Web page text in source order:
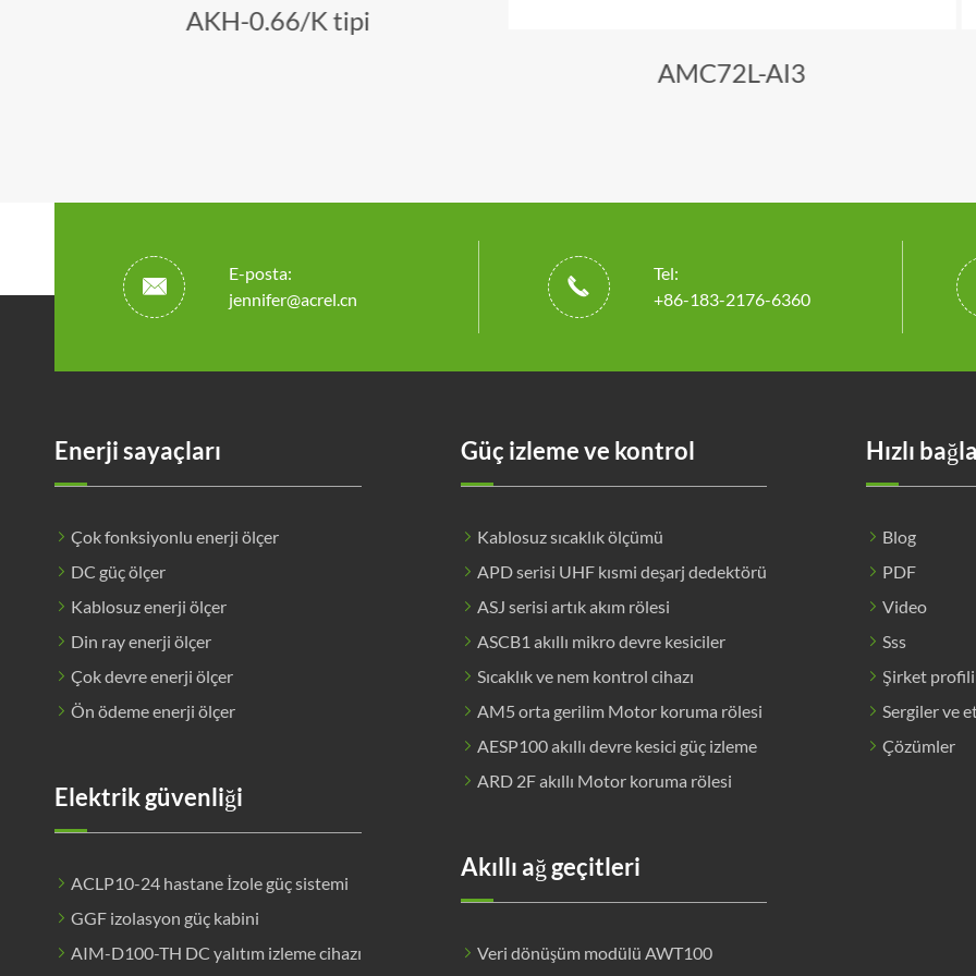
AKH-0.66/K tipi
AMC72L-AI3

E-posta:
jennifer@acrel.cn

Tel:
+86-183-2176-6360
Enerji sayaçları
Çok fonksiyonlu enerji ölçer
DC güç ölçer
Kablosuz enerji ölçer
Din ray enerji ölçer
Çok devre enerji ölçer
Ön ödeme enerji ölçer
Elektrik güvenliği
ACLP10-24 hastane İzole güç sistemi
GGF izolasyon güç kabini
AIM-D100-TH DC yalıtım izleme cihazı
Güç izleme ve kontrol
Kablosuz sıcaklık ölçümü
APD serisi UHF kısmi deşarj dedektörü
ASJ serisi artık akım rölesi
ASCB1 akıllı mikro devre kesiciler
Sıcaklık ve nem kontrol cihazı
AM5 orta gerilim Motor koruma rölesi
AESP100 akıllı devre kesici güç izleme
ARD 2F akıllı Motor koruma rölesi
Akıllı ağ geçitleri
Veri dönüşüm modülü AWT100
Hızlı
Blog
PDF
Video
Sss
Şirket profili
Sergiler ve
Çözümler